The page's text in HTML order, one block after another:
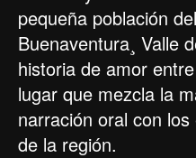
pequeña población
Buenaventura¸ Valle
historia de amor
lugar que mezcla la
narración oral con
de la región.